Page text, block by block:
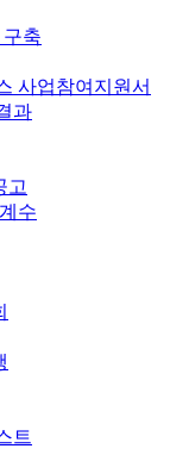
축
사업참여지원서
과
고
수
트